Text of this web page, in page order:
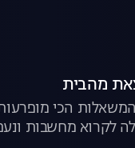
המשאלות הכי
לקרוא מחשבות